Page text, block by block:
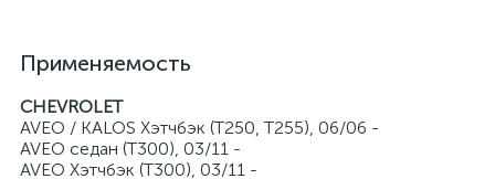
Применяемость
CHEVROLET
AVEO / KALOS Хэтчбэк (T250, T255), 06/06 -
AVEO седан (T300), 03/11 -
AVEO Хэтчбэк (T300), 03/11 -